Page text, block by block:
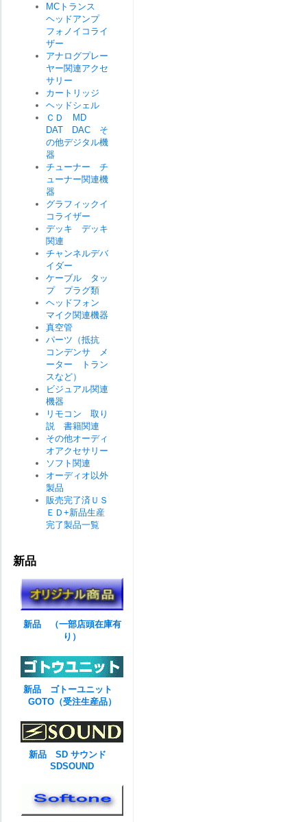
MCトランス
ヘッドアンプ
フォノイコライ
ザー
アナログプレー
ヤー関連アクセ
サリー
カートリッジ
ヘッドシェル
ＣＤ MD
DAT DAC そ
の他デジタル機
器
チューナー チ
ューナー関連機
器
グラフィックイ
コライザー
デッキ デッキ
関連
チャンネルデバ
イダー
ケーブル タッ
プ プラグ類
ヘッドフォン
マイク関連機器
真空管
パーツ（抵抗
コンデンサ メ
ーター トラン
スなど）
ビジュアル関連
機器
リモコン 取り
説 書籍関連
その他オーディ
オアクセサリー
ソフト関連
オーディオ以外
製品
販売完了済ＵＳ
ＥＤ+新品生産
完了製品一覧
新品
新品 （一部店頭在庫有
り）
新品 ゴトーユニット
GOTO（受注生産品）
新品 SD サウンド
SDSOUND